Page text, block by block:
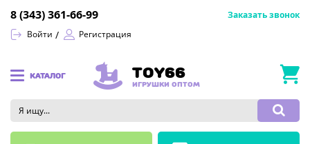
Войти Регистрация
8 (343) 361-66-99 Заказать звонок
КАТАЛОГ TOY66
ИГРУШКИ ОПТОМ